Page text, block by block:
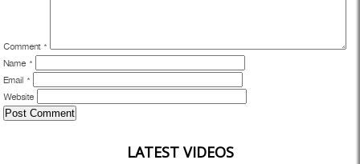
Comment *
Name *
Email *
Website
LATEST VIDEOS